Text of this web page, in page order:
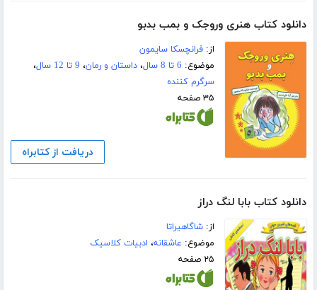
دانلود کتاب هنری وروجک و بمب بدبو
از:فرانچسکا سایمون
موضوع: 6 تا 8 سال ،داستان و رمان، 9 تا 12 سال
،
سرگرم کننده
۳۵ صفحه
دریافت از کتابراه
دانلود کتاب بابا لنگ دراز
از:شاگاهیراتا
موضوع: عاشقانه، ادبیات کلاسیک
۲۵ صفحه